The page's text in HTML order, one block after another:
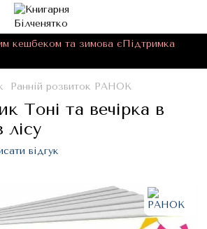
кешбеком та зимова єПідтримка
Ранній розвиток РАНОК
Тоні та вечірка в
лісу
відгук